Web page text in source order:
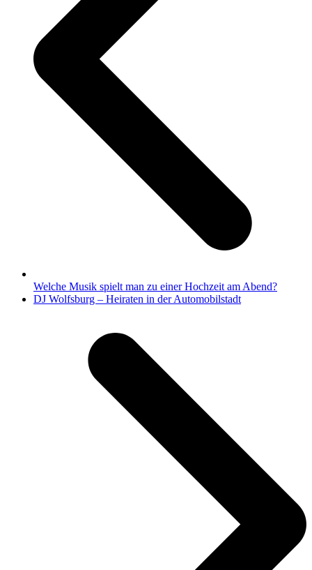
Welche Musik spielt man zu einer Hochzeit am Abend?
Nächster
DJ Wolfsburg – Heiraten in der Automobilstadt